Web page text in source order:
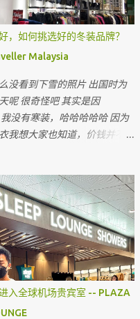
，如何挑选好的冬装品牌？
Malaysia
没看到下雪的照片 出国时为
呢 很奇怪吧 其实是因
没有寒装，哈哈哈哈哈 因为
我想大家也知道，价钱并不便
？ 就是省在买寒衣，如果亲戚
借，对不对 最近听到很多朋
较值得 但很多我认识的朋友
建议我不要上网买，为什么呢
入全球机场贵宾室 -- PLAZA